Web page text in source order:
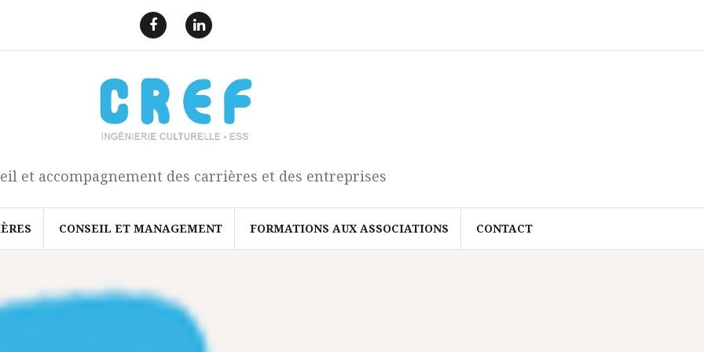
a
c
b
o
k
i
k
e
d
I
n
et accompagnement des carrières et des entreprises
CONSEIL ET MANAGEMENT FORMATIONS AUX ASSOCIATIONS CONTACT